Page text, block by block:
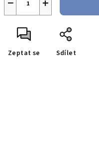
Zeptat se Sdílet